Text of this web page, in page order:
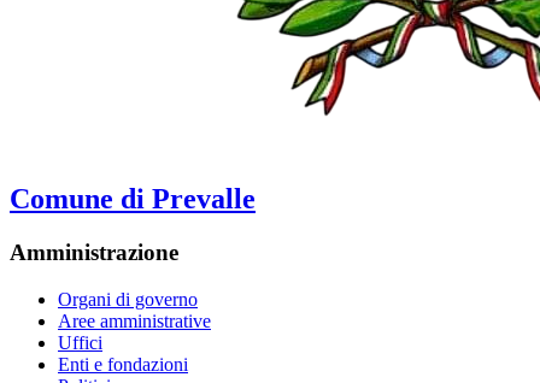
Comune di Prevalle
Amministrazione
Organi di governo
Aree amministrative
Uffici
Enti e fondazioni